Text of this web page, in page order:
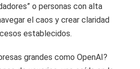
o personas con alta
el caos y crear claridad
establecidos.
grandes como OpenAI?